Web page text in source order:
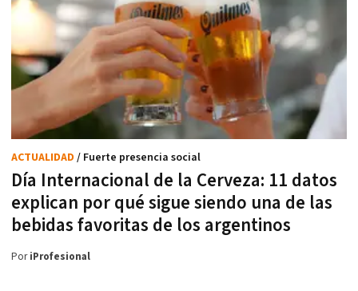
Día Internacional de la Cerveza: 11 datos
explican por qué sigue siendo una de las
bebidas favoritas de los argentinos
ACTUALIDAD / Fuerte presencia social
PoriProfesional